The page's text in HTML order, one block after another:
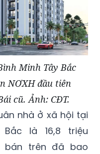
Minh Tây Bắc
NƠXH đầu tiên
cũ. Ảnh: CĐT.
nhà ở xã hội tại
là 16,8 triệu
bán trên đã bao